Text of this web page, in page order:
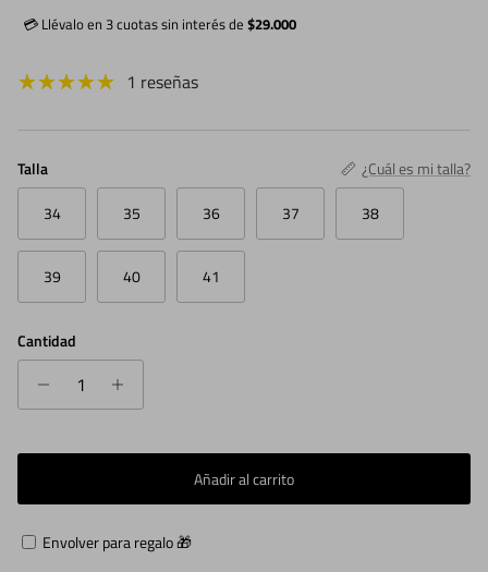
💳 Llévalo en 3 cuotas sin interés de $29.000
1 reseñas
Talla
¿Cuál es mi talla?
34
35 36 37 38
39 40 41
Cantidad
Añadir al carrito
Envolver para regalo 🎁